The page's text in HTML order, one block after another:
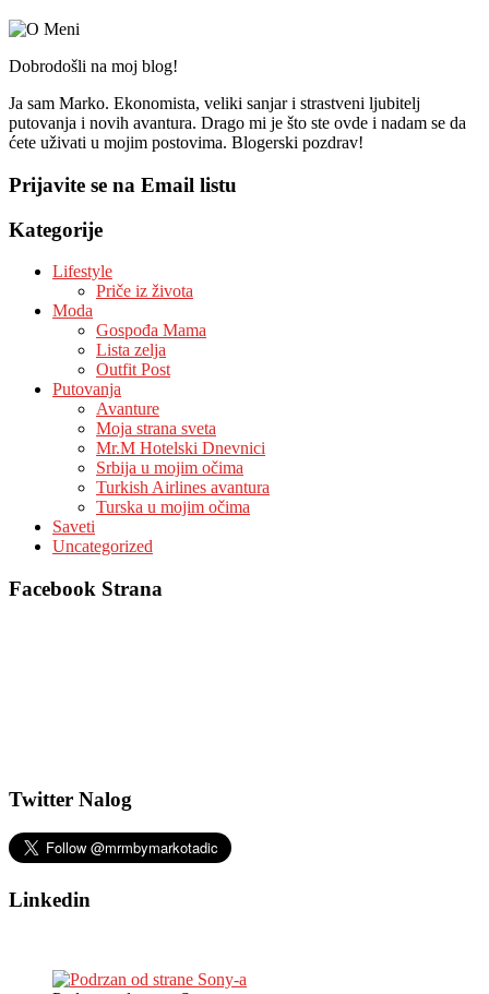
Dobrodošli na moj blog!
Ja sam Marko. Ekonomista, veliki sanjar i strastveni ljubitelj
putovanja i novih avantura. Drago mi je što ste ovde i nadam se da
ćete uživati u mojim postovima. Blogerski pozdrav!
Prijavite se na Email listu
Kategorije
Lifestyle
Priče iz života
Moda
Gospođa Mama
Lista zelja
Outfit Post
Putovanja
Avanture
Moja strana sveta
Mr.M Hotelski Dnevnici
Srbija u mojim očima
Turkish Airlines avantura
Turska u mojim očima
Saveti
Uncategorized
Facebook Strana
Twitter Nalog
Linkedin